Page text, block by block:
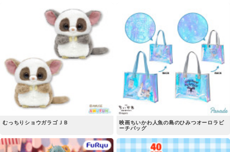
むっちりショウガラゴＪＢ
映画ちいかわ人魚の島のひみつオーロラビ
ーチバッグ